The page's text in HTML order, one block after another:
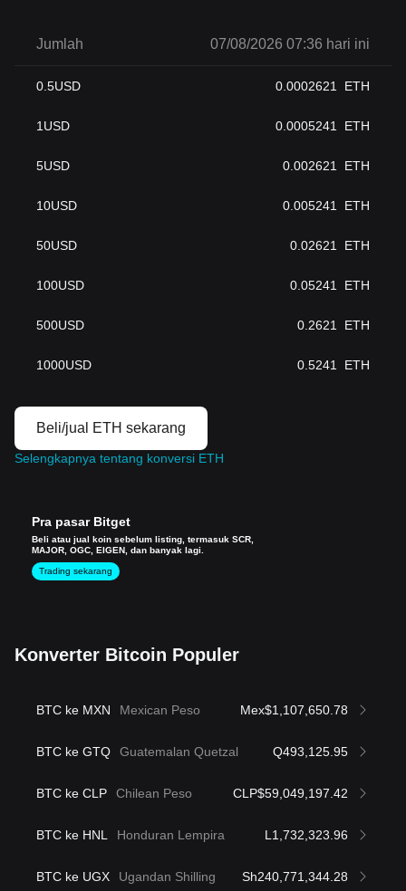
Jumlah 07/08/2026 07:36 hari ini
0.5USD 0.0002621 ETH
1 USD 0.0005241 ETH
5USD 0.002621 ETH
10USD 0.005241 ETH
50USD 0.02621 ETH
100USD 0.05241 ETH
500USD 0.2621 ETH
1000USD 0.5241 ETH
Beli/jual ETH sekarang
Selengkapnya tentang konversi ETH
Pra pasar Bitget
Beli atau jual koin sebelum listing, termasuk SCR,
MAJOR, OGC, EIGEN, dan banyak lagi.
Trading sekarang
Konverter Bitcoin Populer
BTC ke MXN Mexican Peso Mex$1,107,650.78
BTC ke GTQ Guatemalan Quetzal Q493,125.95
BTC ke CLP Chilean Peso CLP$59,049,197.42
BTC ke HNL Honduran Lempira L1,732,323.96
BTC ke UGX Ugandan Shilling Sh240,771,344.28